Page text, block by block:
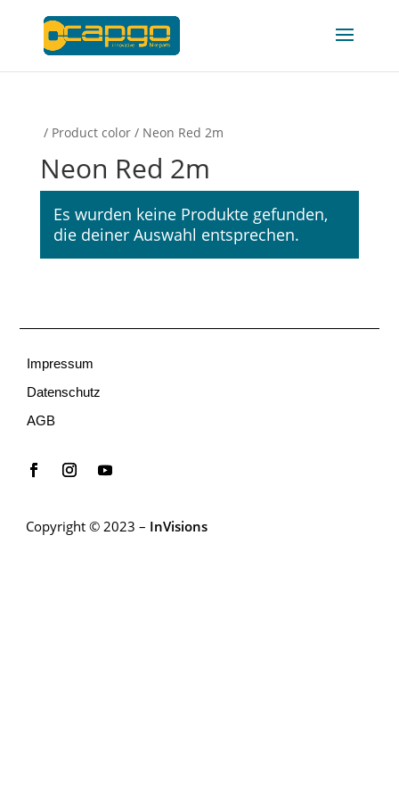
/ Product color / Neon Red 2m
Neon Red 2m
Es wurden keine Produkte gefunden,
die deiner Auswahl entsprechen.
Impressum
Datenschutz
AGB
Copyright © 2023 – InVisions